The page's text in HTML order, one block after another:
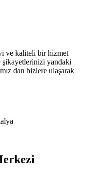
ve kaliteli bir hizmet
şikayetlerinizi yandaki
dan bizlere ulaşarak